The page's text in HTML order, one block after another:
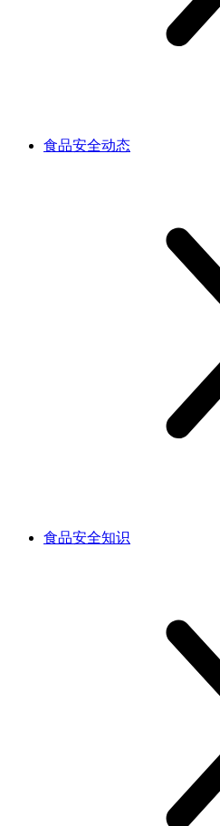
食品安全动态
食品安全知识